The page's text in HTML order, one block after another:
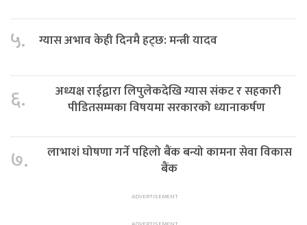
५. ग्यास अभाव केही दिनमै हट्छ: मन्त्री यादव
६.
अध्यक्ष राईद्वारा लिपुलेकदेखि ग्यास संकट र सहकारी
पीडितसम्मका विषयमा सरकारको ध्यानाकर्षण
७.
लाभाशं घोषणा गर्ने पहिलो बैंक बन्यो कामना सेवा विकास
बैंक